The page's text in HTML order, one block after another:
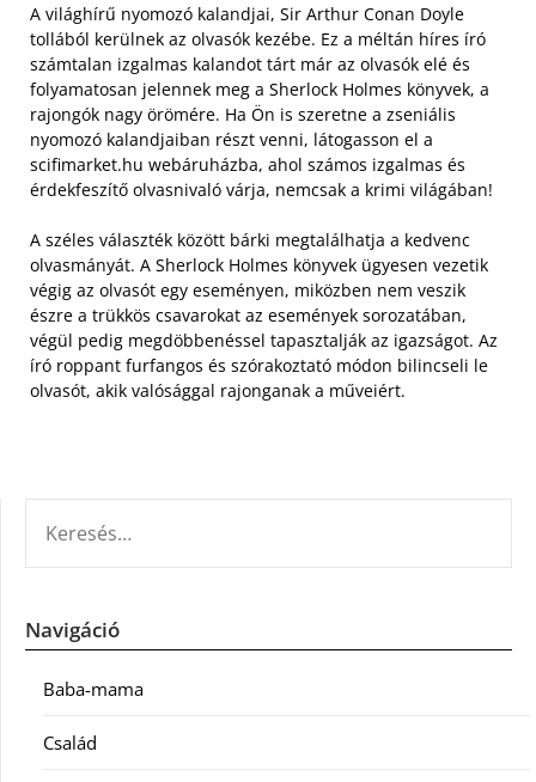
A világhírű nyomozó kalandjai, Sir Arthur Conan Doyle
tollából kerülnek az olvasók kezébe. Ez a méltán híres író
számtalan izgalmas kalandot tárt már az olvasók elé és
folyamatosan jelennek meg a Sherlock Holmes könyvek, a
rajongók nagy örömére. Ha Ön is szeretne a zseniális
nyomozó kalandjaiban részt venni, látogasson el a
scifimarket.hu webáruházba, ahol számos izgalmas és
érdekfeszítő olvasnivaló várja, nemcsak a krimi világában!
A széles választék között bárki megtalálhatja a kedvenc
olvasmányát. A Sherlock Holmes könyvek ügyesen vezetik
végig az olvasót egy eseményen, miközben nem veszik
észre a trükkös csavarokat az események sorozatában,
végül pedig megdöbbenéssel tapasztalják az igazságot. Az
író roppant furfangos és szórakoztató módon bilincseli le
olvasót, akik valósággal rajonganak a műveiért.
Navigáció
Baba-mama
Család